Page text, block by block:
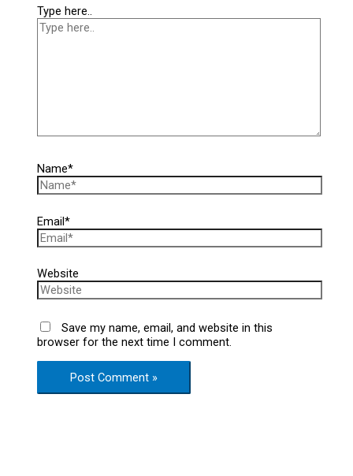
Type here..
Name*
Email*
Website
Save my name, email, and website in this
browser for the next time I comment.